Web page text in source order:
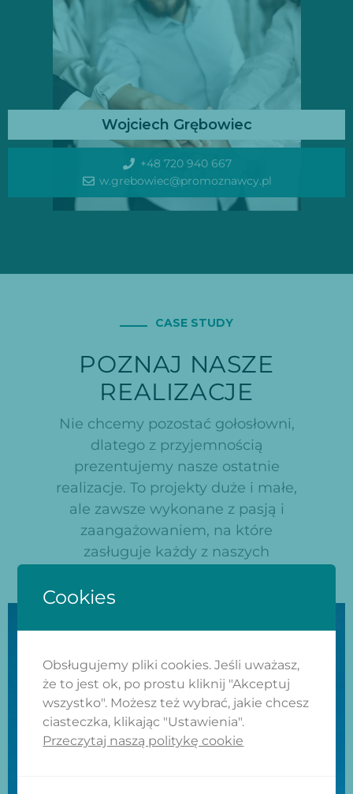
Wojciech Grębowiec
+48 720 940 667
w.grebowiec@promoznawcy.pl
CASE STUDY
POZNAJ NASZE
REALIZACJE
Nie chcemy pozostać gołosłowni,
dlatego z przyjemnością
prezentujemy nasze ostatnie
realizacje. To projekty duże i małe,
ale zawsze wykonane z pasją i
zaangażowaniem, na które
zasługuje każdy z naszych
Cookies
Obsługujemy pliki cookies. Jeśli uważasz,
że to jest ok, po prostu kliknij "Akceptuj
wszystko". Możesz też wybrać, jakie chcesz
ciasteczka, klikając "Ustawienia".
Przeczytaj naszą politykę cookie